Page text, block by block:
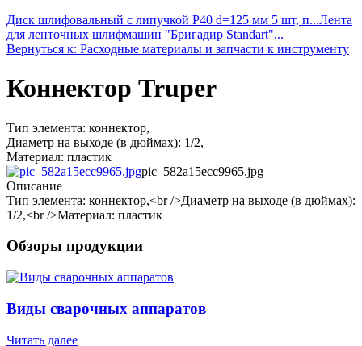
Диск шлифовальный с липучкой Р40 d=125 мм 5 шт, п...Лента
для ленточных шлифмашин "Бригадир Standart"...
Вернуться к: Расходные материалы и запчасти к инструменту
Коннектор Truper
Тип элемента: коннектор,
Диаметр на выходе (в дюймах): 1/2,
Материал: пластик
pic_582a15ecc9965.jpg
Описание
Тип элемента: коннектор,<br />Диаметр на выходе (в дюймах):
1/2,<br />Материал: пластик
Обзоры продукции
Виды сварочных аппаратов
Читать далее